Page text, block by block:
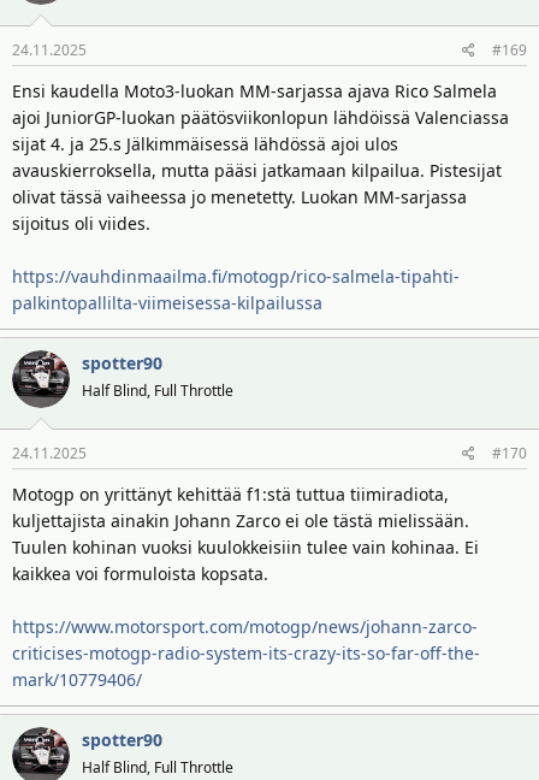
24.11.2025 #169
Ensi kaudella Moto3-luokan MM-sarjassa ajava Rico Salmela
ajoi JuniorGP-luokan päätösviikonlopun lähdöissä Valenciassa
sijat 4. ja 25.s Jälkimmäisessä lähdössä ajoi ulos
avauskierroksella, mutta pääsi jatkamaan kilpailua. Pistesijat
olivat tässä vaiheessa jo menetetty. Luokan MM-sarjassa
sijoitus oli viides.
https://vauhdinmaailma.fi/motogp/rico-salmela-tipahti-
palkintopallilta-viimeisessa-kilpailussa
spotter90
Half Blind, Full Throttle
24.11.2025 #170
Motogp on yrittänyt kehittää f1:stä tuttua tiimiradiota,
kuljettajista ainakin Johann Zarco ei ole tästä mielissään.
Tuulen kohinan vuoksi kuulokkeisiin tulee vain kohinaa. Ei
kaikkea voi formuloista kopsata.
https://www.motorsport.com/motogp/news/johann-zarco-
criticises-motogp-radio-system-its-crazy-its-so-far-off-the-
mark/10779406/
spotter90
Half Blind, Full Throttle